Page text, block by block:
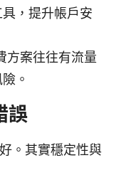
，提升帳戶安
方案往往有流量
。
誤
。其實穩定性與